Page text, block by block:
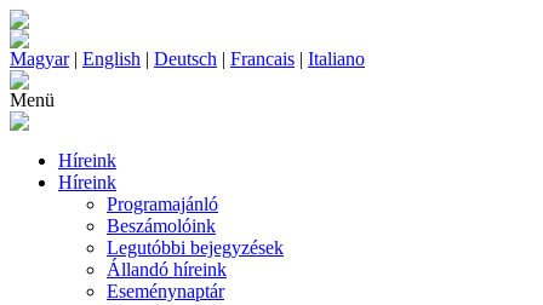
Magyar| English | Deutsch | Francais | Italiano
Menü
Híreink
Híreink
Programajánló
Beszámolóink
Legutóbbi bejegyzések
Állandó híreink
Eseménynaptár